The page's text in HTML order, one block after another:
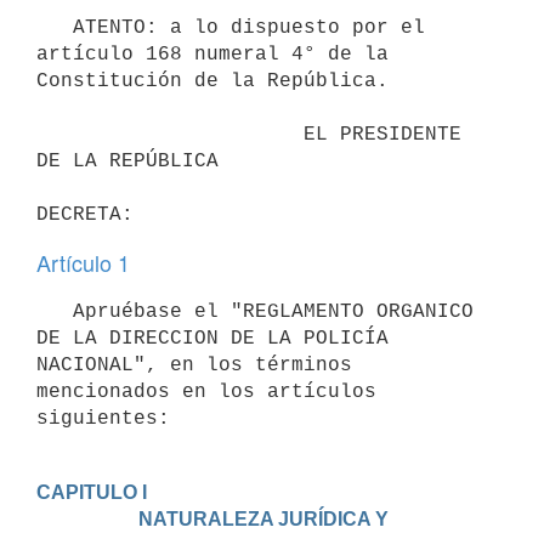
artículo 168 numeral 4° de la
Constitución de la República.
DE LA REPÚBLICA
Artículo 1
DE LA DIRECCION DE LA POLICÍA
NACIONAL", en los términos
mencionados en los artículos
siguientes:
CAPITULO I